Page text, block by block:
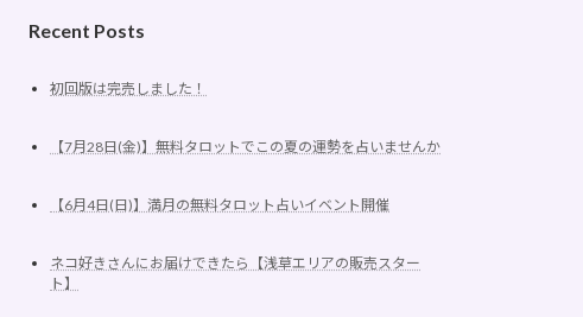
Recent Posts
初回版は完売しました！
【7月28日(金)】無料タロットでこの夏の運勢を占いませんか
【6月4日(日)】満月の無料タロット占いイベント開催
ネコ好きさんにお届けできたら【浅草エリアの販売スター
ト】